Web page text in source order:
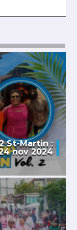
St-Martin :
nov 2024